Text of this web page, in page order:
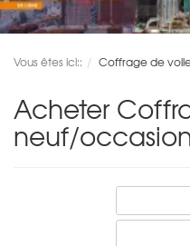
Vous êtes ici:: Coffrage de
Acheter
neuf/